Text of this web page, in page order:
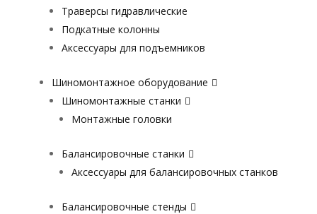
Траверсы гидравлические
Подкатные колонны
Аксессуары для подъемников
Шиномонтажное оборудование
Шиномонтажные станки
Монтажные головки
Балансировочные станки
Аксессуары для балансировочных станков
Балансировочные стенды